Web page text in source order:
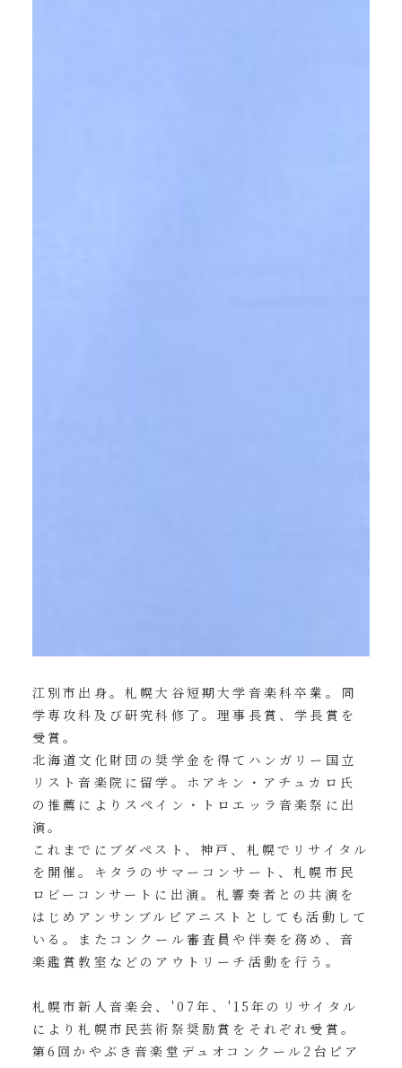
江別市出身。札幌大谷短期大学音楽科卒業。同
学専攻科及び研究科修了。理事長賞、学長賞を
受賞。
北海道文化財団の奨学金を得てハンガリー国立
リスト音楽院に留学。ホアキン・アチュカロ氏
の推薦によりスペイン・トロエッラ音楽祭に出
演。
これまでにブダペスト、神戸、札幌でリサイタル
を開催。キタラのサマーコンサート、札幌市民
ロビーコンサートに出演。札響奏者との共演を
はじめアンサンブルピアニストとしても活動して
いる。またコンクール審査員や伴奏を務め、音
楽鑑賞教室などのアウトリーチ活動を行う。
札幌市新人音楽会、'07年、'15年のリサイタル
により札幌市民芸術祭奨励賞をそれぞれ受賞。
第6回かやぶき音楽堂デュオコンクール2台ピア